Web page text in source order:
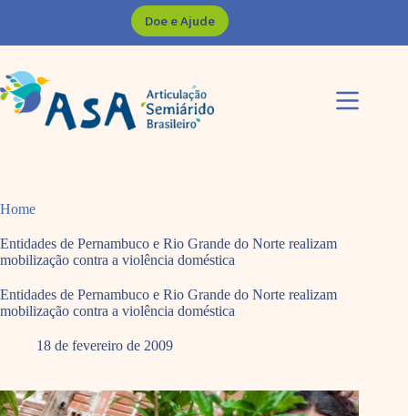
Doe e Ajude
Home
Entidades de Pernambuco e Rio Grande do Norte realizam
mobilização contra a violência doméstica
Entidades de Pernambuco e Rio Grande do Norte realizam
mobilização contra a violência doméstica
18 de fevereiro de 2009